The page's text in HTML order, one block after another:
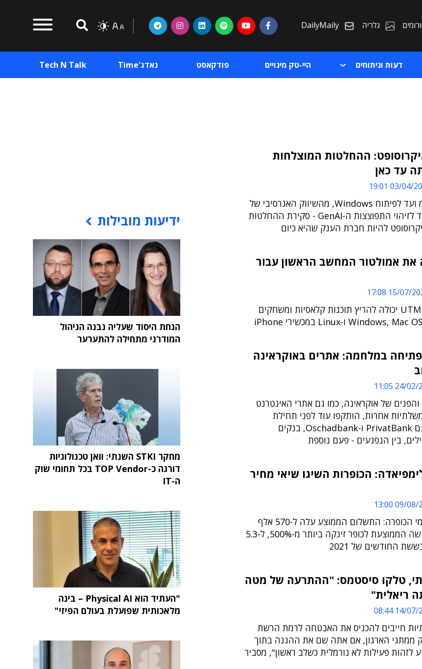
גלריה DailyMaily
דעות וניתוחים היי-טק מינויים פודקאסט גאדג'Time Tech N Talk
ההחלטות המוצלחות
עד כאן
03/04/2025
מהחבירה ליבמ ועד לפיתוח Windows, מהשיווק האגרסיבי של
האקספלורר ועד לזיהוי התפוצצות ה-GenAI - סקירת ההחלטות
להיות חברת הענק שהיא כיום
את אמולטור המחשב הראשון עבור
15/07/2024
אפליקציית UTM SE יכולה להריץ תוכנות קלאסיות ומשחקים
במלחמה: אתרים באוקראינה
24/02/
של אוקראינה, כמו גם אתרי האינטרנט
אחרות, הותקפו עוד לפני תחילת
ההמלחמה ● גם PrivatBank ו-Oschadbank, בנקים
בין הנפגעים - פעם נוספת
הכופרות השיגו שיאי מחיר
09/08/
שיא חדש באיומי הכופרה: התשלום הממוצע עלה ל-570 אלף
דולרים ● הדרישה הממוצעת לכופר זינקה ביותר מ-500%, ל-5.3
החודשים של 2021
טלקו סיסטמס: "ההתרעה של מטה
ריאלית"
14/07/
חייבים להכניס את האבטחה לרמת הרשת
ממתגי הארגון, אם אתה שם את ההגנה בתוך
לזהות פעילות לא נורמלית כשלב ראשון", מסביר
ידיעות מובילות
הנחת היסוד שעליה נבנה הניהול
המודרני מתחילה להתערער
מחקר STKI השנתי: וואן טכנולוגיות
דורגה כ-TOP Vendor בכל תחומי שוק
ה-IT
"העתיד הוא Physical AI – בינה
מלאכותית שפועלת בעולם הפיזי"